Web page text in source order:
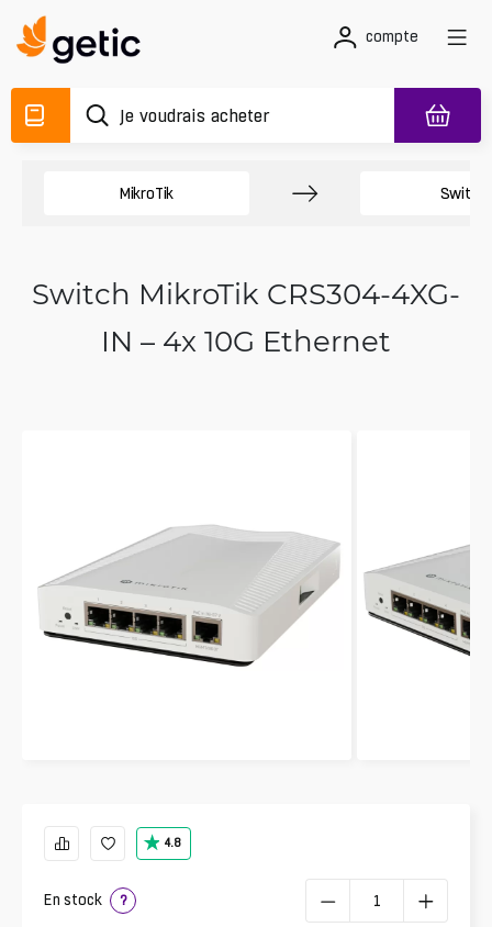
compte
MikroTik Switch
Switch MikroTik CRS304-4XG-
IN – 4x 10G Ethernet
4.8
En stock ?